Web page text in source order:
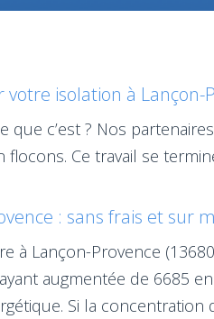
isolation à Lançon-
que c’est ? Nos
flocons. Ce travail se
: sans frais et sur
à Lançon-Provence
augmentée de 6685
Si la concentration